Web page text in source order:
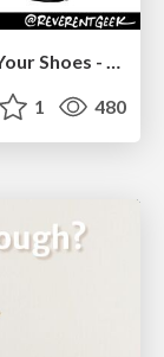
1 480